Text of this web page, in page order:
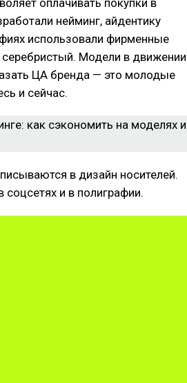
оплачивать покупки в
нейминг, айдентику
использовали фирменные
Модели в движении
ЦА бренда — это молодые
и сейчас.
в дизайн носителей.
и в полиграфии.